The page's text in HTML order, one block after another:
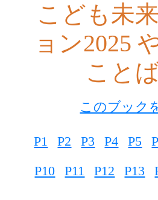
こども未
ョン2025
こと
このブック
P1 P2 P3 P4 P5
P10
P11 P12 P13